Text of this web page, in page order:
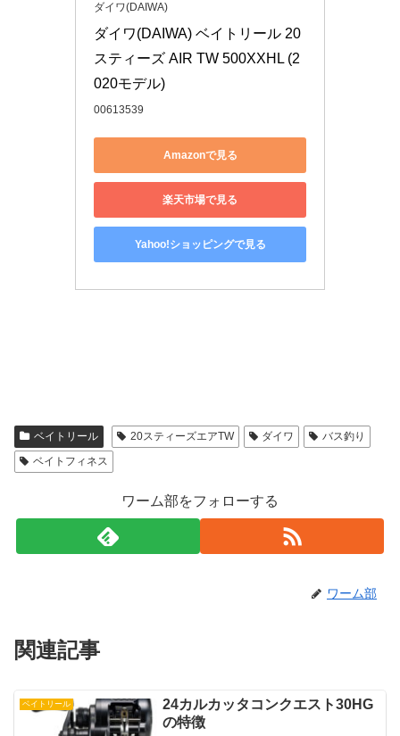
ダイワ(DAIWA)
ダイワ(DAIWA) ベイトリール 20
スティーズ AIR TW 500XXHL (2
020モデル)
00613539
Amazonで見る
楽天市場で見る
Yahoo!ショッピングで見る
ベイトリール 20スティーズエアTW ダイワ
バス釣り
ベイトフィネス
ワーム部をフォローする
ワーム部
関連記事
ベイトリール
24カルカッタコンクエスト30HG
の特徴